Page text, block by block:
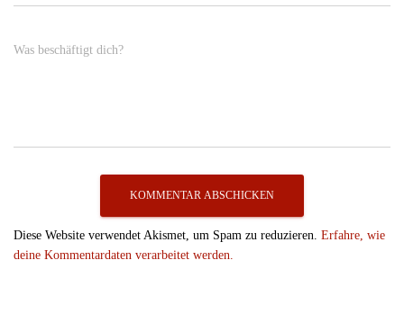
Was beschäftigt dich?
Diese Website verwendet Akismet, um Spam zu reduzieren. Erfahre, wie
deine Kommentardaten verarbeitet werden.